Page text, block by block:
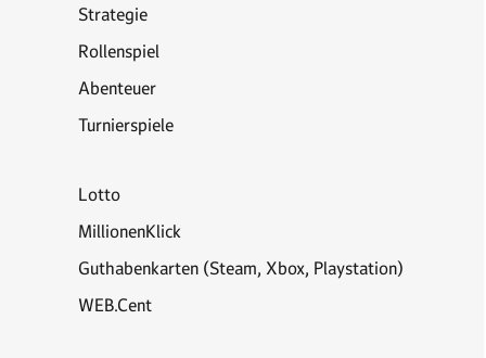
Strategie
Rollenspiel
Abenteuer
Turnierspiele
Lotto
MillionenKlick
Guthabenkarten (Steam, Xbox, Playstation)
WEB.Cent